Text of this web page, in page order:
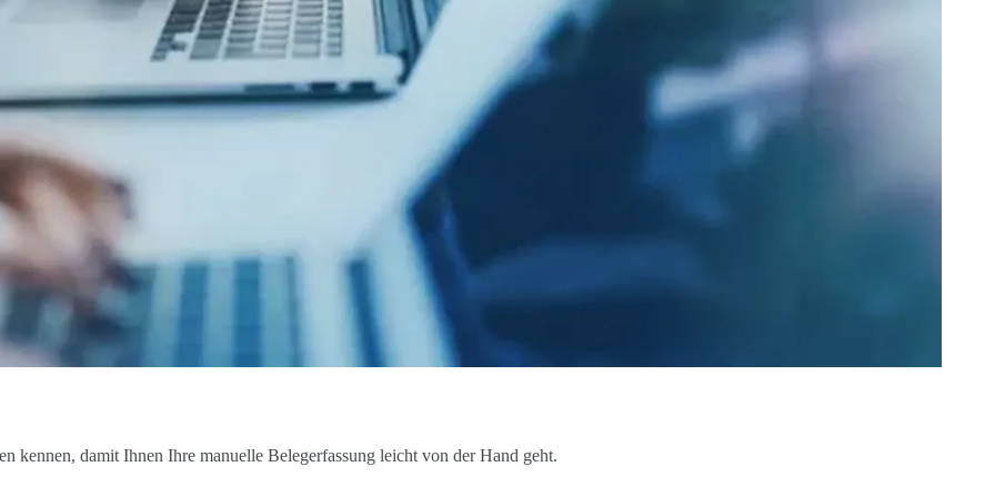
kennen, damit Ihnen Ihre manuelle Belegerfassung leicht von der Hand geht.